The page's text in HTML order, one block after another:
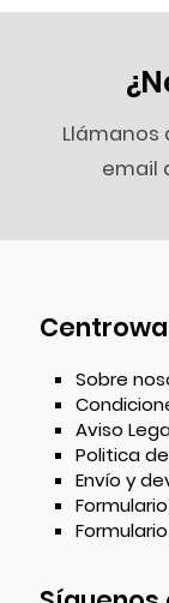
Llámanos
email
Sobre
Aviso
Politica
Envío y